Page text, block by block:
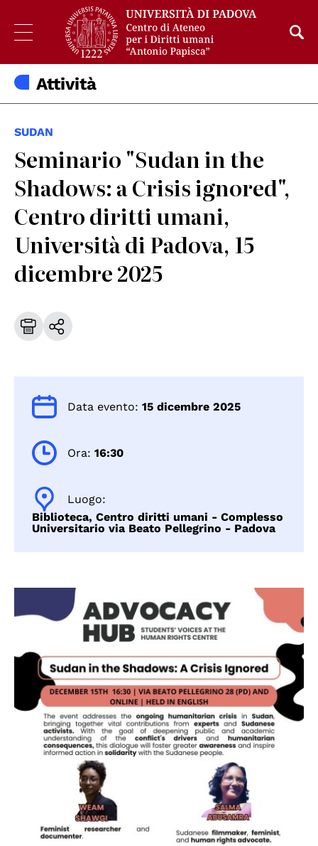
Attività
SUDAN
Seminario "Sudan in the
Shadows: a Crisis ignored",
Centro diritti umani,
Università di Padova, 15
dicembre 2025
Data evento: 15 dicembre 2025
Ora: 16:30
Luogo:
Biblioteca, Centro diritti umani - Complesso
Universitario via Beato Pellegrino - Padova